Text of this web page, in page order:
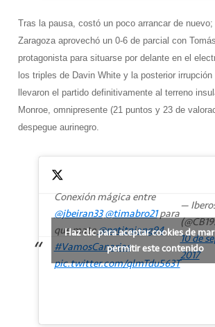
Tras la pausa, costó un poco arrancar de nuevo;
Zaragoza aprovechó un 0-6 de parcial con
protagonista para situarse por delante en el
los triples de Davin White y la posterior
llevaron el partido definitivamente al terreno
Monroe, omnipresente (21 puntos y 23 de
despegue aurinegro.
Conexión mágica entre
@jbeiran33@timabro21para
que mate@petitniang94
#VamosCanarias
pic.twitter.com/qlmTdu563T
—
10 de
2017
Haz clic para aceptar cookies de
permitir este contenido